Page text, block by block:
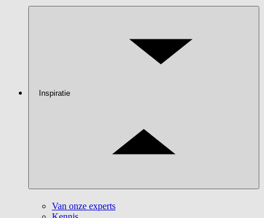
Inspiratie
Van onze experts